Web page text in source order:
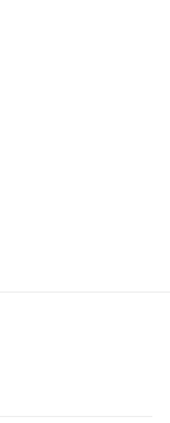
度>10名様～
| 紅葉